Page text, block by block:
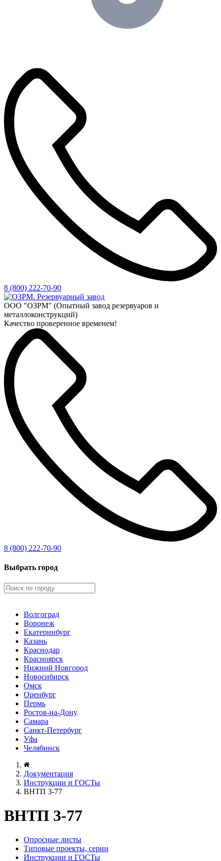
8 (800) 222-70-90
ООО "ОЗРМ" (Опытный завод резервуаров и
металлоконструкций)
Качество проверенное временем!
8 (800) 222-70-90
Выбрать город
Волгоград
Воронеж
Екатеринбург
Казань
Краснодар
Красноярск
Нижний Новгород
Новосибирск
Омск
Оренбург
Пермь
Ростов-на-Дону
Самара
Санкт-Петербург
Уфа
Челябинск
Документация
Инструкции и ГОСТы
ВНТП 3-77
ВНТП 3-77
Опросные листы
Типовые проекты, серии
Инструкции и ГОСТы